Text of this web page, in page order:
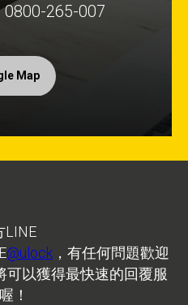
265-007
Map
LINE
@ulock，有任何問題歡迎
可以獲得最快速的回覆服
！